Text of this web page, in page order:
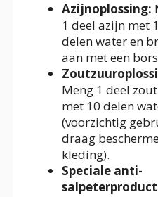
Azijnoplossing:
1 deel azijn met
delen water en
aan met een
Meng 1 deel
met 10 delen
(voorzichtig
draag
kleding).
Speciale anti-